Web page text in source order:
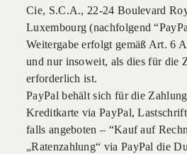
Cie, S.C.A., 22-24 Boulevard
Luxembourg (nachfolgend
Weitergabe erfolgt gemäß Art. 6
und nur insoweit, als dies für die
erforderlich ist.
PayPal behält sich für die
Kreditkarte via PayPal,
falls angeboten – “Kauf auf
„Ratenzahlung“ via PayPal die